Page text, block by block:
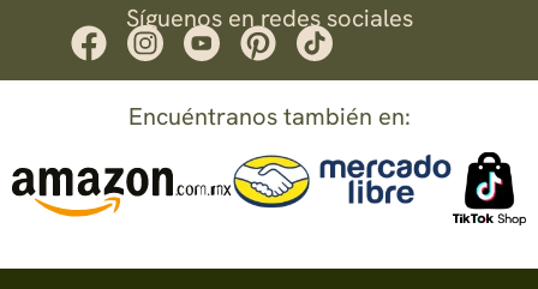
Síguenos en redes sociales
Encuéntranos también en: